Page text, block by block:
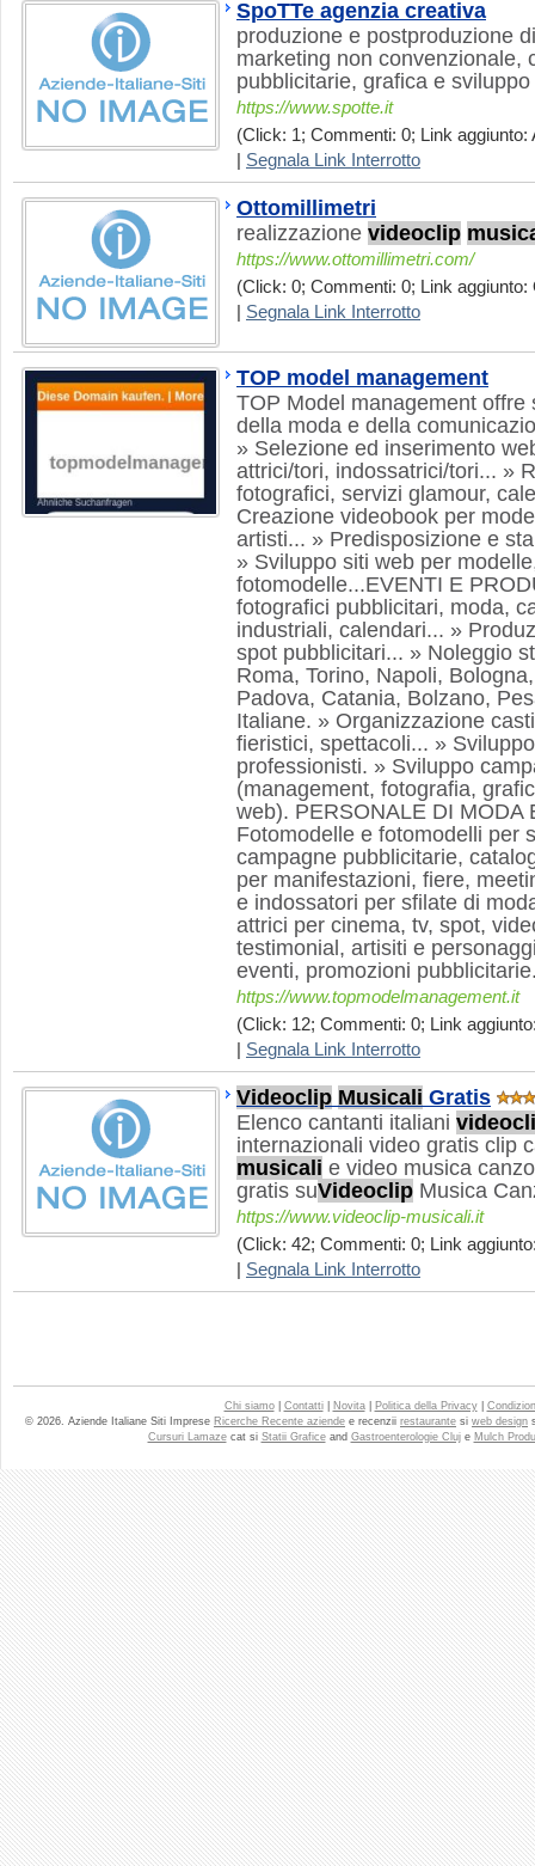
SpoTTe agenzia creativa
produzione e postproduzione
marketing non convenzionale,
pubblicitarie, grafica e
https://www.spotte.it
(Click: 1; Commenti: 0; Link aggiunto:
Segnala Link Interrotto
Ottomillimetri
realizzazione videoclip
https://www.ottomillimetri.com/
(Click: 0; Commenti: 0; Link aggiunto:
Segnala Link Interrotto
TOP model management
TOP Model management offre
della moda e della
» Selezione ed inserimento
attrici/tori, indossatrici/tori... »
fotografici, servizi glamour,
Creazione videobook per
artisti... » Predisposizione e
» Sviluppo siti web per
fotomodelle...EVENTI E
fotografici pubblicitari, moda,
industriali, calendari... »
spot pubblicitari... » Noleggio
Roma, Torino, Napoli,
Padova, Catania, Bolzano,
Italiane. » Organizzazione
fieristici, spettacoli... »
professionisti. » Sviluppo
(management, fotografia,
web). PERSONALE DI MODA
Fotomodelle e fotomodelli per
campagne pubblicitarie,
per manifestazioni, fiere,
e indossatori per sfilate di
attrici per cinema, tv, spot,
testimonial, artisiti e
eventi, promozioni
https://www.topmodelmanagement.it
(Click: 12; Commenti: 0; Link
Segnala Link Interrotto
Videoclip Musicali Gratis
Elenco cantanti italiani
internazionali video gratis clip
musicali e video musica
gratis suVideoclip Musica
https://www.videoclip-musicali.it
(Click: 42; Commenti: 0; Link
Segnala Link Interrotto
Chi siamo| Contatti| Novita| Politica della Privacy|
© 2026. Aziende Italiane Siti Imprese Ricerche Recente aziende e recenzii restaurante si web design
Cursuri Lamazecat si Statii Graficeand Gastroenterologie Cluje Mulch